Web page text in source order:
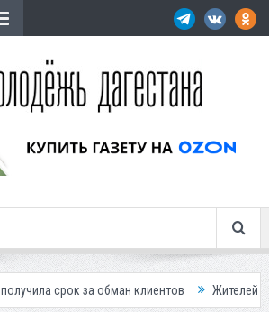
клиентов Жителей Дагестана